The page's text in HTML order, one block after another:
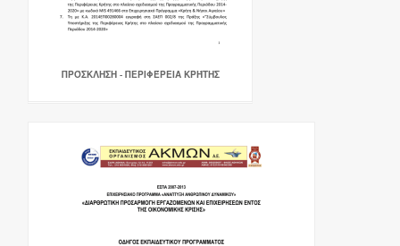
ΠΡΌΣΚΛΗΣΗ - ΠΕΡΙΦΈΡΕΙΑ ΚΡΉΤΗΣ